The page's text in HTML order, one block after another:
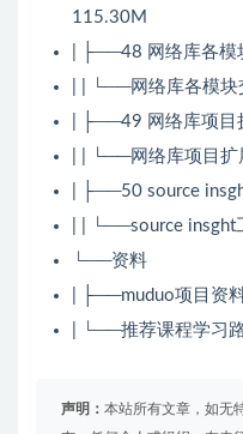
115.30M
| ├──48 网络库各模
| | └──网络库各模
| ├──49 网络库项目
| | └──网络库项目
| ├──50 source
| | └──source insght
└──资料
| ├──muduo项目资
| └──推荐课程学习
声明： 本站所有文章，如无